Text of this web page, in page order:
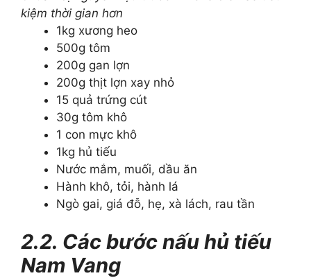
kiệm thời gian hơn
1kg xương heo
500g tôm
200g gan lợn
200g thịt lợn xay nhỏ
15 quả trứng cút
30g tôm khô
1 con mực khô
1kg hủ tiếu
Nước mắm, muối, dầu ăn
Hành khô, tỏi, hành lá
Ngò gai, giá đỗ, hẹ, xà lách, rau tần
2.2. Các bước nấu hủ tiếu
Nam Vang